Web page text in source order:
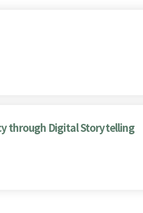
through Digital Storytelling